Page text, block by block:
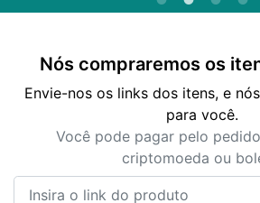
Nós compraremos os
Envie-nos os links dos itens, e
para você.
Você pode pagar pelo
criptomoeda ou